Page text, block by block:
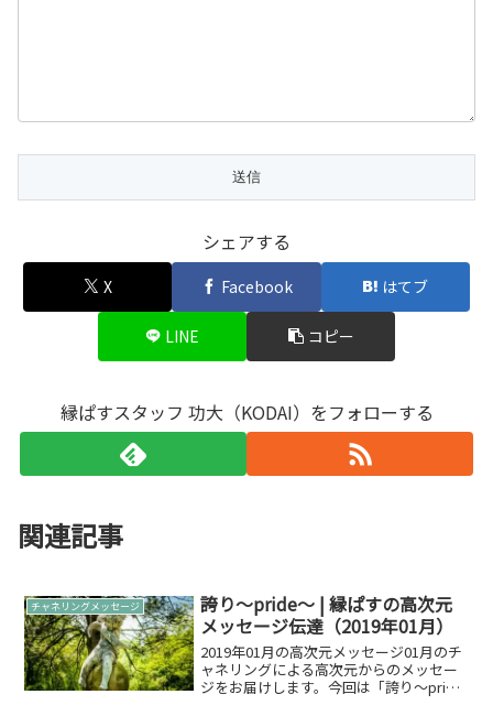
シェアする
X Facebook はてブ
LINE コピー
縁ぱすスタッフ 功大（KODAI）をフォローする
関連記事
チャネリングメッセージ
誇り～pride～ | 縁ぱすの高次元
メッセージ伝達（2019年01月）
2019年01月の高次元メッセージ01月のチ
ャネリングによる高次元からのメッセー
ジをお届けします。今回は「誇り～pride